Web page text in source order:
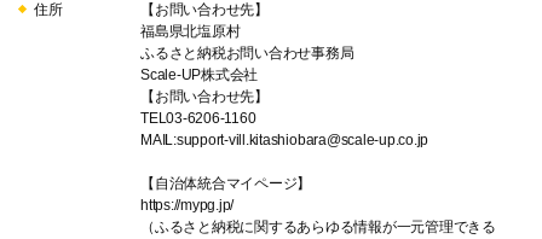
桜の名所を後世に繋ぐ桜峠づくり
住所
【お問い合わせ先】
福島県北塩原村
ふるさと納税お問い合わせ事務局
Scale-UP株式会社
【お問い合わせ先】
TEL03-6206-1160
MAIL:support-vill.kitashiobara@scale-up.co.jp
【自治体統合マイページ】
https://mypg.jp/
（ふるさと納税に関するあらゆる情報が一元管理できる